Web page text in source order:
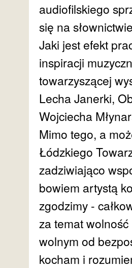
audiofilskiego
się na
Jaki jest efekt
inspiracji
towarzyszącej
Lecha Janerki,
Wojciecha
Mimo tego, a
Łódzkiego
zadziwiająco
bowiem artystą
zgodzimy -
za temat
wolnym od
kocham i